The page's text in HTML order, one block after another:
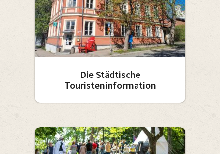
Die Städtische
Touristeninformation